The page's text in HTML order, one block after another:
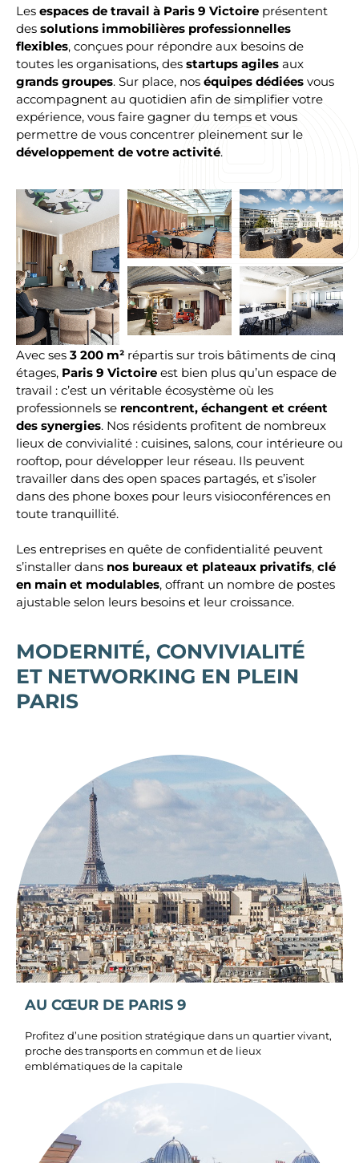
Les espaces de travail à Paris 9 Victoire présentent
des solutions immobilières professionnelles
flexibles, conçues pour répondre aux besoins de
toutes les organisations, des startups agiles aux
grands groupes. Sur place, nos équipes dédiées vous
accompagnent au quotidien afin de simplifier votre
expérience, vous faire gagner du temps et vous
permettre de vous concentrer pleinement sur le
développement de votre activité.
Avec ses 3 200 m² répartis sur trois bâtiments de cinq
étages, Paris 9 Victoire est bien plus qu’un espace de
travail : c’est un véritable écosystème où les
professionnels se rencontrent, échangent et créent
des synergies. Nos résidents profitent de nombreux
lieux de convivialité : cuisines, salons, cour intérieure ou
rooftop, pour développer leur réseau. Ils peuvent
travailler dans des open spaces partagés, et s’isoler
dans des phone boxes pour leurs visioconférences en
toute tranquillité.
Les entreprises en quête de confidentialité peuvent
s’installer dans nos bureaux et plateaux privatifs, clé
en main et modulables, offrant un nombre de postes
ajustable selon leurs besoins et leur croissance.
MODERNITÉ, CONVIVIALITÉ
ET NETWORKING EN PLEIN
PARIS
AU CŒUR DE PARIS 9
Profitez d’une position stratégique dans un quartier vivant,
proche des transports en commun et de lieux
emblématiques de la capitale